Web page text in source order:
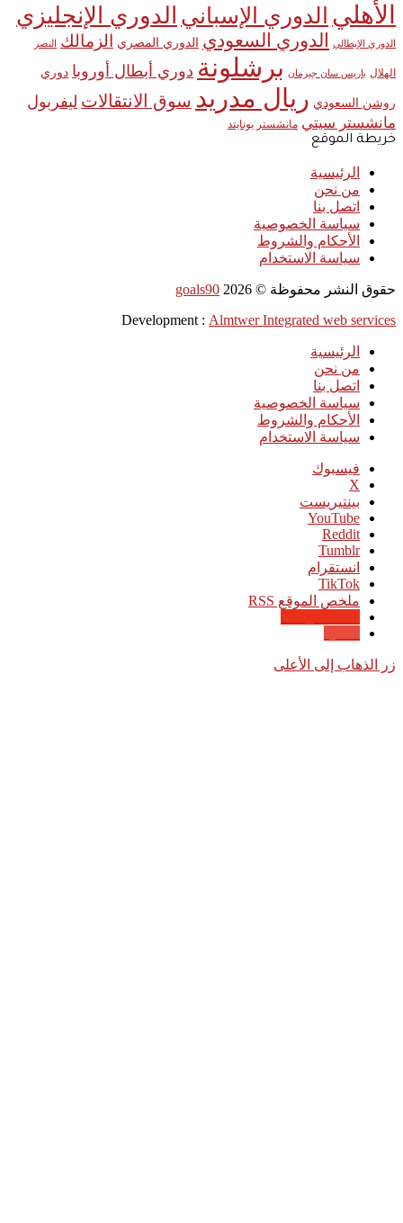
الأهلي الدوري الإسباني الدوري الإنجليزي
الدوري الإيطالي الدوري السعودي الدوري المصري الزمالك النصر
الهلال باريس سان جيرمان برشلونة دوري أبطال أوروبا دوري
روشن السعودي ريال مدريد سوق الانتقالات ليفربول
مانشستر سيتي مانشستر يونايتد
خريطة الموقع
الرئيسية
من نحن
اتصل بنا
سياسة الخصوصية
الأحكام والشروط
سياسة الاستخدام
حقوق النشر محفوظة © goals90 2026
Development : Almtwer Integrated web services
الرئيسية
من نحن
اتصل بنا
سياسة الخصوصية
الأحكام والشروط
سياسة الاستخدام
فيسبوك
‫X
بينتيريست
‫YouTube
انستقرام
‫TikTok
ملخص الموقع RSS
زر الذهاب إلى الأعلى